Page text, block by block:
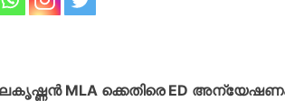
MLA ക്കെതിരെ ED